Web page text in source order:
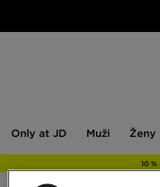
JD
Only at JD Muži Ženy
10 %